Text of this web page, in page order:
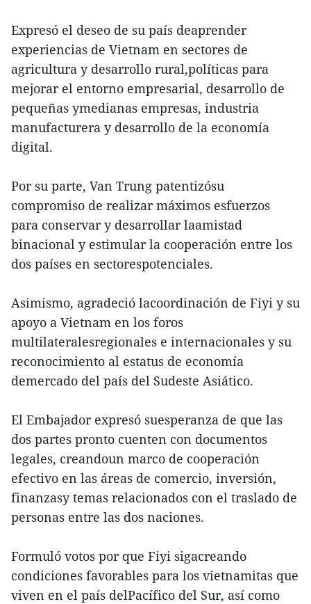
Expresó el deseo de su país deaprender
experiencias de Vietnam en sectores de
agricultura y desarrollo rural,políticas para
mejorar el entorno empresarial, desarrollo de
pequeñas ymedianas empresas, industria
manufacturera y desarrollo de la economía
digital.
Por su parte, Van Trung patentizósu
compromiso de realizar máximos esfuerzos
para conservar y desarrollar laamistad
binacional y estimular la cooperación entre los
dos países en sectorespotenciales.
Asimismo, agradeció lacoordinación de Fiyi y su
apoyo a Vietnam en los foros
multilateralesregionales e internacionales y su
reconocimiento al estatus de economía
demercado del país del Sudeste Asiático.
El Embajador expresó suesperanza de que las
dos partes pronto cuenten con documentos
legales, creandoun marco de cooperación
efectivo en las áreas de comercio, inversión,
finanzasy temas relacionados con el traslado de
personas entre las dos naciones.
Formuló votos por que Fiyi sigacreando
condiciones favorables para los vietnamitas que
viven en el país delPacífico del Sur, así como